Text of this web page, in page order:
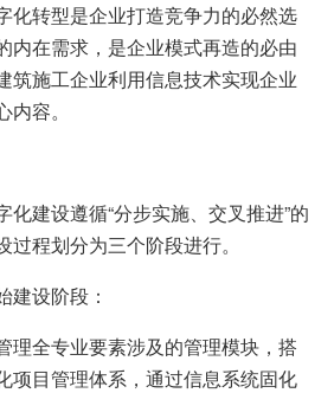
化转型是企业打造竞争力的必然选
内在需求，是企业模式再造的必由
筑施工企业利用信息技术实现企业
容。
化建设遵循“分步实施、交叉推进”的
程划分为三个阶段进行。
建设阶段：
理全专业要素涉及的管理模块，搭
项目管理体系，通过信息系统固化